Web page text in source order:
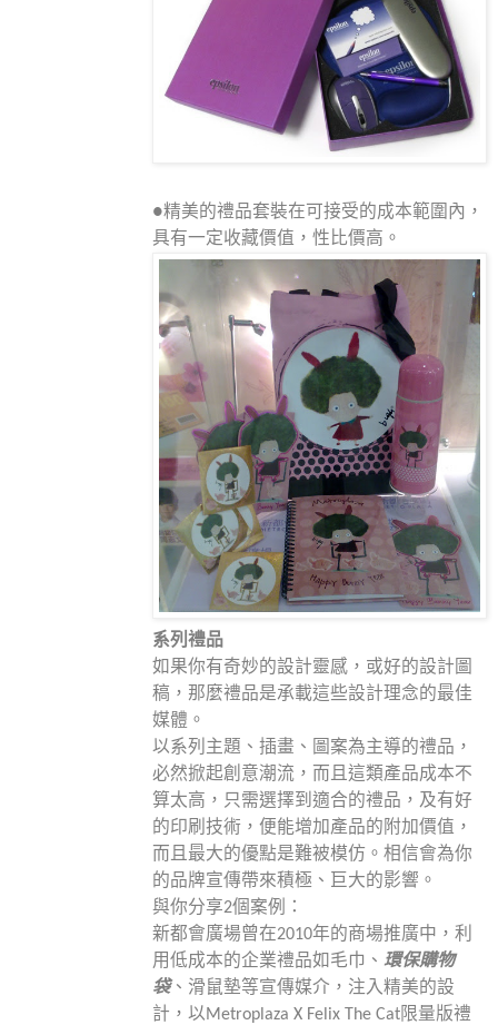
●精美的禮品套裝在可接受的成本範圍內，
具有一定收藏價值，性比價高。
系列禮品
如果你有奇妙的設計靈感，或好的設計圖
稿，那麼禮品是承載這些設計理念的最佳
媒體。
以系列主題、插畫、圖案為主導的禮品，
必然掀起創意潮流，而且這類產品成本不
算太高，只需選擇到適合的禮品，及有好
的印刷技術，便能增加產品的附加價值，
而且最大的優點是難被模仿。相信會為你
的品牌宣傳帶來積極、巨大的影響。
與你分享2個案例：
新都會廣場曾在2010年的商場推廣中，利
用低成本的企業禮品如毛巾、 環保購物
袋、滑鼠墊等宣傳媒介，注入精美的設
計，以Metroplaza X Felix The Cat限量版禮